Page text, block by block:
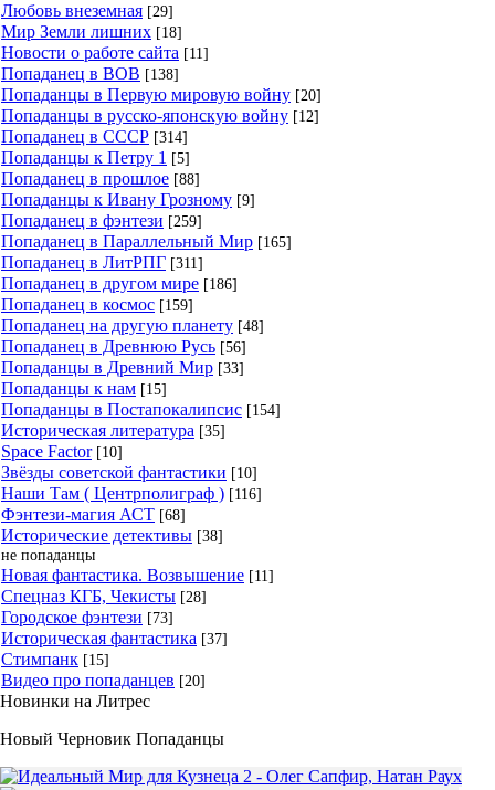
Любовь внеземная [29]
Мир Земли лишних [18]
Новости о работе сайта [11]
Попаданец в ВОВ [138]
Попаданцы в Первую мировую войну [20]
Попаданцы в русско-японскую войну [12]
Попаданец в СССР [314]
Попаданцы к Петру 1 [5]
Попаданец в прошлое [88]
Попаданцы к Ивану Грозному [9]
Попаданец в фэнтези [259]
Попаданец в Параллельный Мир [165]
Попаданец в ЛитРПГ [311]
Попаданец в другом мире [186]
Попаданец в космос [159]
Попаданец на другую планету [48]
Попаданец в Древнюю Русь [56]
Попаданцы в Древний Мир [33]
Попаданцы к нам [15]
Попаданцы в Постапокалипсис [154]
Историческая литература [35]
Space Factor [10]
Звёзды советской фантастики [10]
Наши Там ( Центрполиграф ) [116]
Фэнтези-магия АСТ [68]
Исторические детективы [38]
не попаданцы
Новая фантастика. Возвышение [11]
Спецназ КГБ, Чекисты [28]
Городское фэнтези [73]
Историческая фантастика [37]
Стимпанк [15]
Видео про попаданцев [20]
Новинки на Литрес
Новый Черновик Попаданцы